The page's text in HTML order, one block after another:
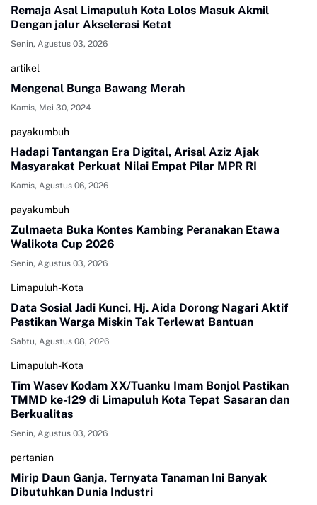
Remaja Asal Limapuluh Kota Lolos Masuk Akmil
Dengan jalur Akselerasi Ketat
Senin, Agustus 03, 2026
artikel
Mengenal Bunga Bawang Merah
Kamis, Mei 30, 2024
payakumbuh
Hadapi Tantangan Era Digital, Arisal Aziz Ajak
Masyarakat Perkuat Nilai Empat Pilar MPR RI
Kamis, Agustus 06, 2026
payakumbuh
Zulmaeta Buka Kontes Kambing Peranakan Etawa
Walikota Cup 2026
Senin, Agustus 03, 2026
Limapuluh-Kota
Data Sosial Jadi Kunci, Hj. Aida Dorong Nagari Aktif
Pastikan Warga Miskin Tak Terlewat Bantuan
Sabtu, Agustus 08, 2026
Limapuluh-Kota
Tim Wasev Kodam XX/Tuanku Imam Bonjol Pastikan
TMMD ke-129 di Limapuluh Kota Tepat Sasaran dan
Berkualitas
Senin, Agustus 03, 2026
pertanian
Mirip Daun Ganja, Ternyata Tanaman Ini Banyak
Dibutuhkan Dunia Industri